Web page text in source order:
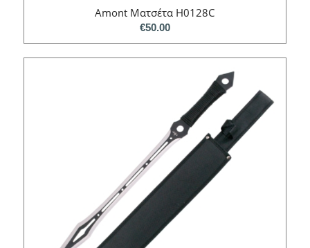
Amont Ματσέτα H0128C
€50.00